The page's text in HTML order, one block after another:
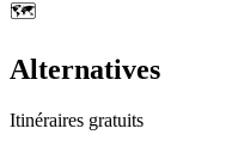
🗺️
Alternatives
Itinéraires gratuits